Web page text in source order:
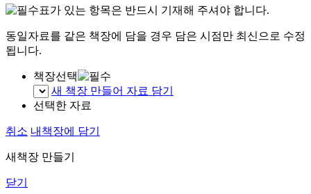
표가 있는 항목은 반드시 기재해 주셔야 합니다.
동일자료를 같은 책장에 담을 경우 담은 시점만 최신으로 수정
됩니다.
책장선택
새 책장 만들어 자료 담기
선택한 자료
취소 내책장에 담기
새책장 만들기
닫기